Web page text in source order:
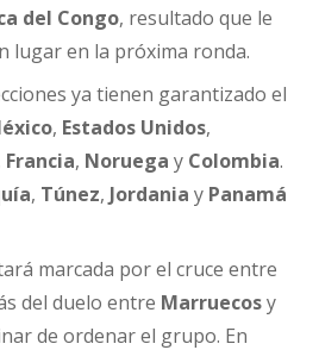
del Congo, resultado que le
lugar en la próxima ronda.
ya tienen garantizado el
, Estados Unidos,
Francia, Noruega y Colombia.
, Túnez, Jordania y Panamá
marcada por el cruce entre
del duelo entre Marruecosy
de ordenar el grupo. En